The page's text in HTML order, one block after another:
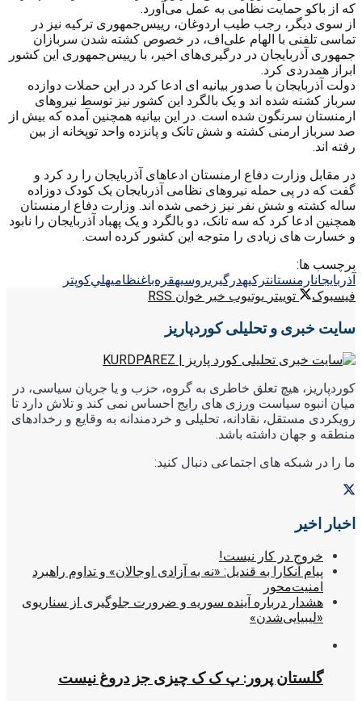
که از باکو حمایت نظامی به عمل می‌آورد.
از سوی دیگر، رجب طیب اردوغان، رییس‌جمهوری ترکیه نیز در
تماسی تلفنی با الهام‌ علی‌اف، در خصوص کشته شدن سربازان
جمهوری آذربایجان در درگیری‌های اخیر، با رییس‌جمهوری این کشور
ابراز همدردی کرد.
دولت آذربایجان با صدور بیانیه ای ادعا کرد در این حملات دوازده
سرباز کشته شده اند و یک بالگرد این کشور نیز توسط نیروهای
ارمنستان سرنگون شده است. در این بیانیه همچنین آمده که بیش از
صد سرباز ارمنی کشته و شش تانک و پانزده واحد توپخانه از بین
رفته اند.
در مقابل وزارت دفاع ارمنستان ادعاهای آذربایجان را رد کرد و
گفت که در پی حمله نیروهای نظامی آذربایجان یک کودک دوزاده
ساله کشته و شش نفر نیز زخمی شده اند. وزارت دفاع ارمنستان
همچنین ادعا کرد که سه تانک، دو بالگرد و یک پهباد آذربایجان را نابود
و خسارت های زیادی را متوجه این کشور کرده است.
برچسب ها:
آذربايجانارمنستانتركيهدرگيريروسيهقره‌باغنظاميهلي‌كوپتر
فیسبوک
توییتر یوتیوب خبر خوان RSS
سایت خبری و تحلیلی کوردپاریز
کوردپاریز، هیچ تعلق خاطری به گروه، حزب و یا جریان سیاسی، در
میان انبوه سیاست ورزی های رایج احساس نمی کند و تلاش دارد تا
رویکردی مستقل، نقادانه، تحلیلی و خردمندانه به وقایع و رخدادهای
منطقه و جهان داشته باشد.
ما را در شبکه های اجتماعی دنبال کنید:
اخبار اخیر
خروج در کار نیست!
پیام آنکارا به قندیل: «نه به آزادی اوجالان» و تداوم راهبرد
امنیت‌محور
هشدار درباره آینده سوریه و ضرورت جلوگیری از سناریوی
«لیبیایی‌شدن»
گلستان پرور: پ ک ک چیزی جز دروغ نیست